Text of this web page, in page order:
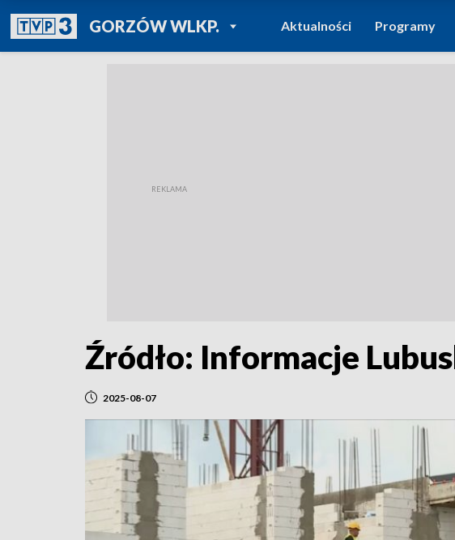
GORZÓW WLKP.POWRÓT DO
TVP REGIONY
Aktualności Programy
Źródło: Informacje
2025-08-07